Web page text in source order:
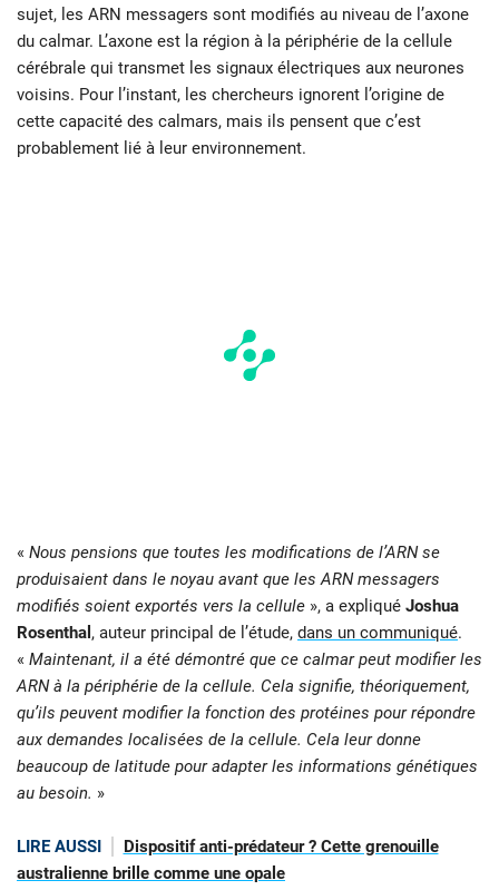
sujet, les ARN messagers sont modifiés au niveau de l’axone
du calmar. L’axone est la région à la périphérie de la cellule
cérébrale qui transmet les signaux électriques aux neurones
voisins. Pour l’instant, les chercheurs ignorent l’origine de
cette capacité des calmars, mais ils pensent que c’est
probablement lié à leur environnement.
« Nous pensions que toutes les modifications de l’ARN se
produisaient dans le noyau avant que les ARN messagers
modifiés soient exportés vers la cellule », a expliqué Joshua
Rosenthal , auteur principal de l’étude, dans un communiqué.
« Maintenant, il a été démontré que ce calmar peut modifier les
ARN à la périphérie de la cellule. Cela signifie, théoriquement,
qu’ils peuvent modifier la fonction des protéines pour répondre
aux demandes localisées de la cellule. Cela leur donne
beaucoup de latitude pour adapter les informations génétiques
au besoin. »
LIRE AUSSI
Dispositif anti-prédateur ? Cette grenouille
australienne brille comme une opale